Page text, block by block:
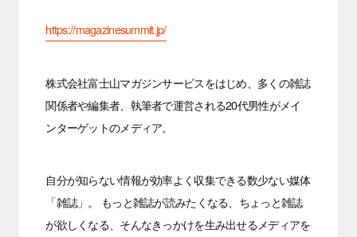
https://magazinesummit.jp/
株式会社富士山マガジンサービスをはじめ、多くの雑誌
関係者や編集者、執筆者で運営される20代男性がメイ
ンターゲットのメディア。
自分が知らない情報が効率よく収集できる数少ない媒体
「雑誌」。 もっと雑誌が読みたくなる、ちょっと雑誌
が欲しくなる、そんなきっかけを生み出せるメディアを